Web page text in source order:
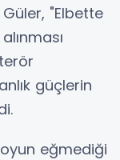
"Elbette
güçlerin
eğmediği